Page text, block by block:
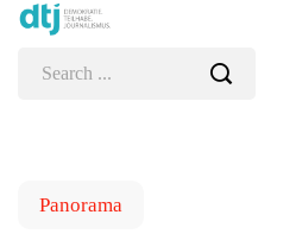
Panorama